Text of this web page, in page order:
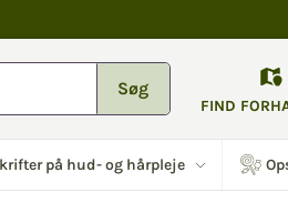
Søg
FIND
på hud- og hårpleje